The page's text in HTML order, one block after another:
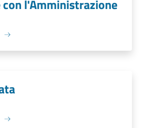
con l'Amministrazione